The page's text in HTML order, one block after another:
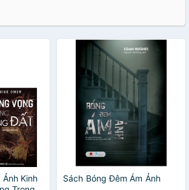
Kinh
Sách Bóng Đêm Ám Ảnh